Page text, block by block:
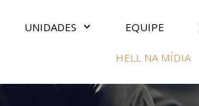
UNIDADES EQUIPE
HELL NA MÍDIA